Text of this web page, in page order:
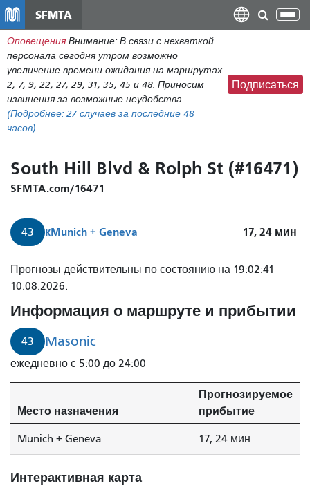
общему
содержанию
SFMTA
Оповещения Внимание: В связи с нехваткой
персонала сегодня утром возможно
увеличение времени ожидания на маршрутах
2, 7, 9, 22, 27, 29, 31, 35, 45 и 48. Приносим
извинения за возможные неудобства.
(Подробнее: 27 случаев за последние 48
часов)
Подписаться
South Hill Blvd & Rolph St (#16471)
SFMTA.com/16471
43 кMunich + Geneva 17, 24 мин
Прогнозы действительны по состоянию на 19:02:41
10.08.2026.
Информация о маршруте и прибытии
43 Masonic
ежедневно с 5:00 до 24:00
Место назначения
Прогнозируемое
прибытие
Munich + Geneva 17, 24 мин
Интерактивная карта